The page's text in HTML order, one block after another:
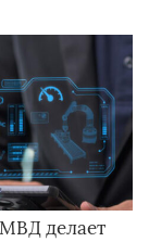
делает